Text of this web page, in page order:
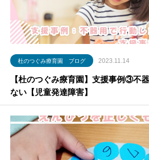
杜のつぐみ療育園 ブログ 2023.11.14
【杜のつぐみ療育園】支援事例③不
ない【児童発達障害】